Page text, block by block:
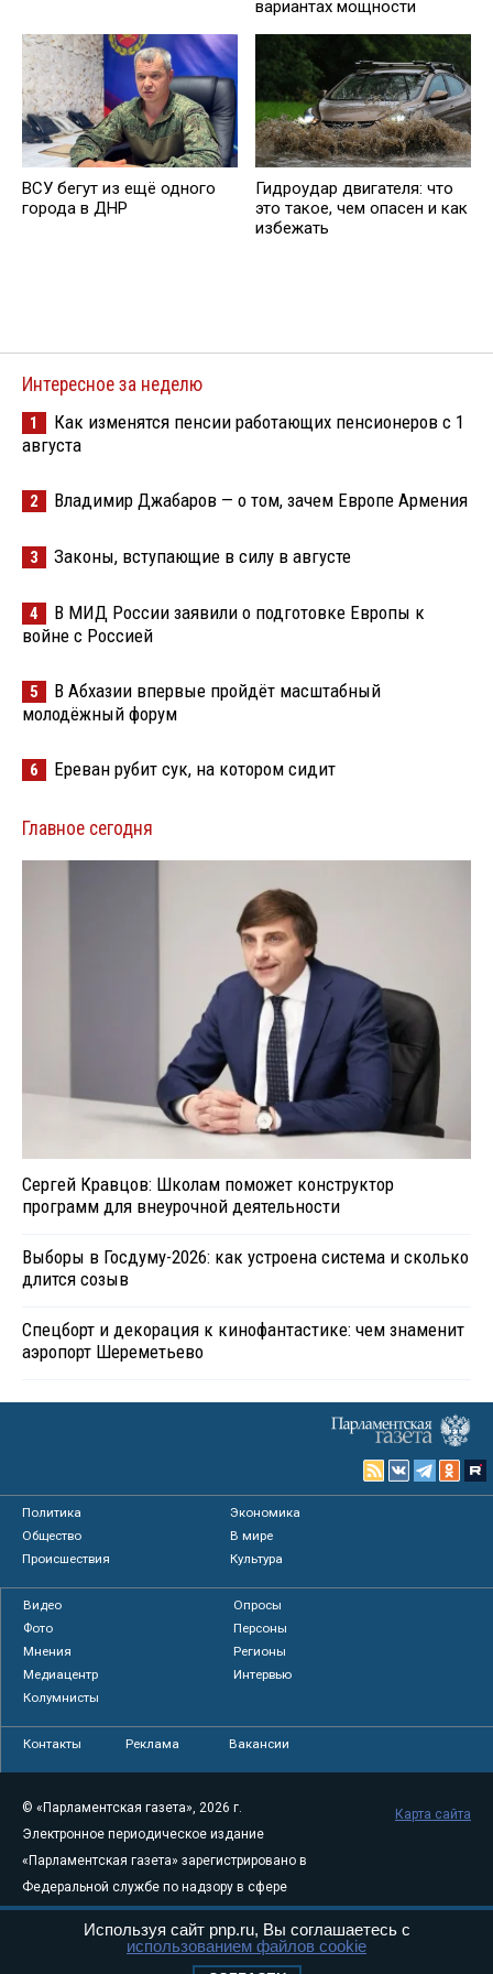
вариантах мощности
ВСУ бегут из ещё одного
города в ДНР
Гидроудар двигателя: что
это такое, чем опасен и как
избежать
Интересное за неделю
1
Как изменятся пенсии работающих пенсионеров с 1
августа
2 Владимир Джабаров — о том, зачем Европе Армения
3 Законы, вступающие в силу в августе
4
В МИД России заявили о подготовке Европы к
войне с Россией
5
В Абхазии впервые пройдёт масштабный
молодёжный форум
6 Ереван рубит сук, на котором сидит
Главное сегодня
Сергей Кравцов: Школам поможет конструктор
программ для внеурочной деятельности
Выборы в Госдуму-2026: как устроена система и сколько
длится созыв
Спецборт и декорация к кинофантастике: чем знаменит
аэропорт Шереметьево
Политика
Экономика
Общество
В мире
Происшествия
Культура
Видео
Опросы
Фото
Персоны
Мнения
Регионы
Медиацентр
Интервью
Колумнисты
Контакты Реклама Вакансии
© «Парламентская газета», 2026 г.
Электронное периодическое издание
«Парламентская газета» зарегистрировано в
Федеральной службе по надзору в сфере
связи, информационных технологий и
массовых коммуникаций (Роскомнадзор) 05
Карта сайта
Используя сайт pnp.ru, Вы соглашаетесь с
использованием файлов cookie